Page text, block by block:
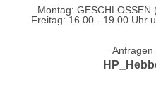
Montag:
Freitag: 16.00 - 19.00 Uhr
Anfragen